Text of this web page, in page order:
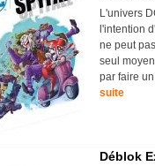
L'univers
l'intention
ne peut
seul
par faire
suite
Déblok